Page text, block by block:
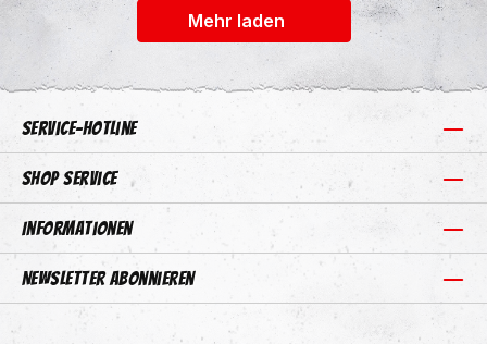
Mehr laden
Service-Hotline
Shop Service
Informationen
Newsletter abonnieren